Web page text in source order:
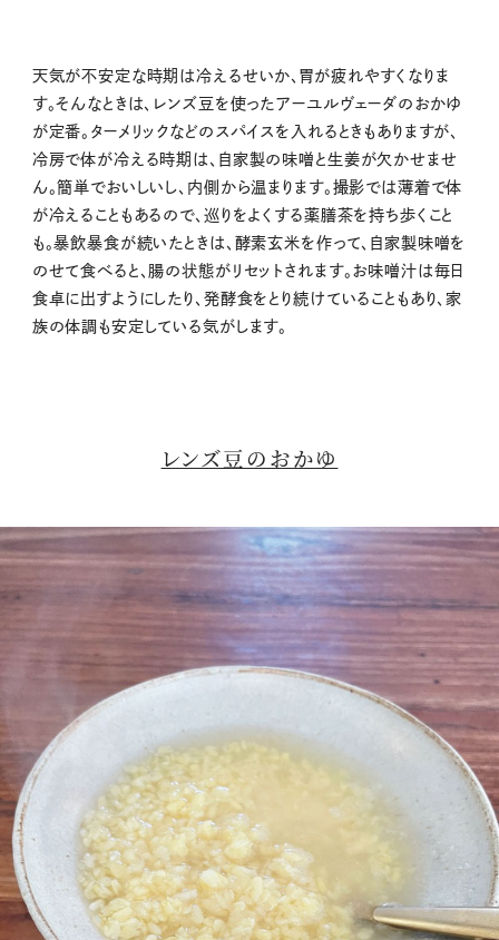
天気が不安定な時期は冷えるせいか、胃が疲れやすくなりま
す。そんなときは、レンズ豆を使ったアーユルヴェーダのおかゆ
が定番。ターメリックなどのスパイスを入れるときもありますが、
冷房で体が冷える時期は、自家製の味噌と生姜が欠かせませ
ん。簡単でおいしいし、内側から温まります。撮影では薄着で体
が冷えることもあるので、巡りをよくする薬膳茶を持ち歩くこと
も。暴飲暴食が続いたときは、酵素玄米を作って、自家製味噌を
のせて食べると、腸の状態がリセットされます。お味噌汁は毎日
食卓に出すようにしたり、発酵食をとり続けていることもあり、家
族の体調も安定している気がします。
レンズ豆のおかゆ